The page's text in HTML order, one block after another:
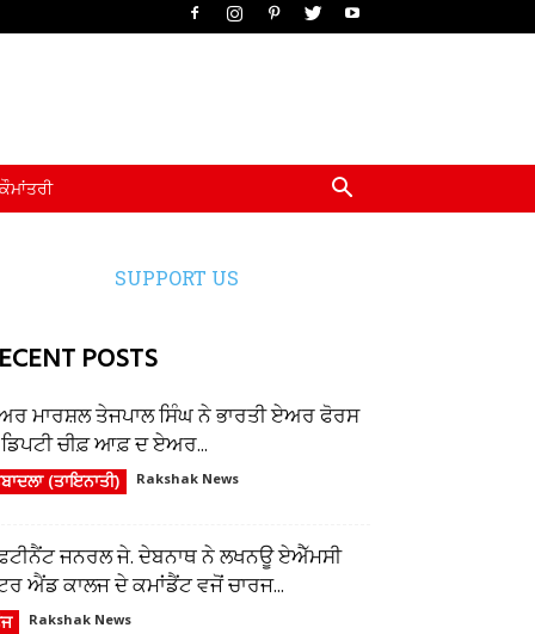
ਕੌਮਾਂਤਰੀ
SUPPORT US
POSTS
ਮਾਰਸ਼ਲ ਤੇਜਪਾਲ ਸਿੰਘ ਨੇ ਭਾਰਤੀ ਏਅਰ ਫੋਰਸ
ਚੀਫ਼ ਆਫ਼ ਦ ਏਅਰ...
(ਤਾਇਨਾਤੀ) Rakshak News
ਜਨਰਲ ਜੇ. ਦੇਬਨਾਥ ਨੇ ਲਖਨਊ ਏਐੱਮਸੀ
ਐਂਡ ਕਾਲਜ ਦੇ ਕਮਾਂਡੈਂਟ ਵਜੋਂ ਚਾਰਜ...
Rakshak News